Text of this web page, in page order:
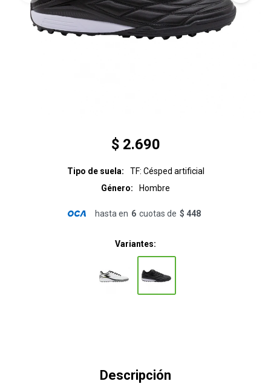
$ 2.690
Tipo de suela
TF: Césped artificial
Género
Hombre
hasta en 6 cuotas de $ 448
Variantes:
Descripción